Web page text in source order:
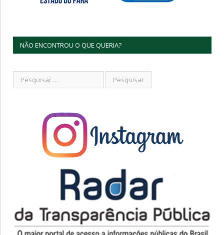
NÃO ENCONTROU O QUE QUERIA?